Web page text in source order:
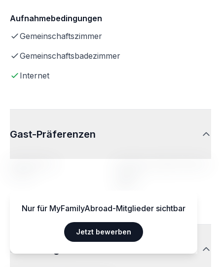
Aufnahmebedingungen
Gemeinschaftszimmer
Gemeinschaftsbadezimmer
Internet
Gast-Präferenzen
Nur für MyFamilyAbroad-Mitglieder sichtbar
Jetzt bewerben
Ernährungsweisen